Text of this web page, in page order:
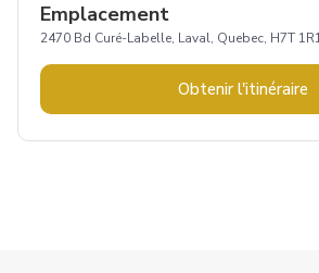
Emplacement
2470 Bd Curé-Labelle, Laval, Quebec, H7T
Obtenir l'itinéraire